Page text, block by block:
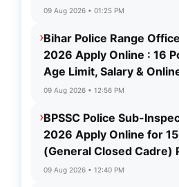
09 Aug 2026 • 01:25 PM
›Bihar Police Range
2026 Apply Online : 16
Age Limit, Salary &
09 Aug 2026 • 12:56 PM
›BPSSC Police Sub-
2026 Apply Online for
(General Closed Cadre)
09 Aug 2026 • 12:40 PM